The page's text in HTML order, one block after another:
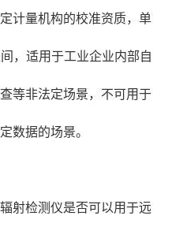
计量机构的校准资质，单
，适用于工业企业内部自
等非法定场景，不可用于
数据的场景。
射检测仪是否可以用于远